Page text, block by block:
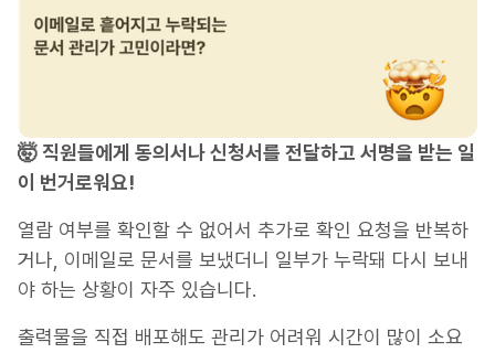
🤯 직원들에게 동의서나 신청서를 전달하고 서명을 받는 일
이 번거로워요!
열람 여부를 확인할 수 없어서 추가로 확인 요청을 반복하
거나, 이메일로 문서를 보냈더니 일부가 누락돼 다시 보내
야 하는 상황이 자주 있습니다.
출력물을 직접 배포해도 관리가 어려워 시간이 많이 소요